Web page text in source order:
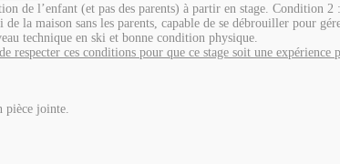
de l’enfant (et pas des parents) à partir en stage. Condition 2
la maison sans les parents, capable de se débrouiller pour
technique en ski et bonne condition physique.
respecter ces conditions pour que ce stage soit une expérience
pièce jointe.